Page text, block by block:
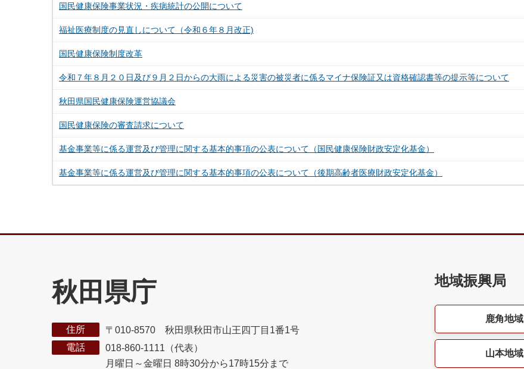
国民健康保険事業状況・疾病統計の公開について
福祉医療制度の見直しについて（令和６年８月改正)
国民健康保険制度改革
令和７年８月２０日及び９月２日からの大雨による災害の被災者に係るマイナ保険証又は資格確認書等の提示等について
秋田県国民健康保険運営協議会
国民健康保険の審査請求について
基金事業等に係る運営及び管理に関する基本的事項の公表について（国民健康保険財政安定化基金）
基金事業等に係る運営及び管理に関する基本的事項の公表について（後期高齢者医療財政安定化基金）
秋田県庁
住所
〒010-8570 秋田県秋田市山王四丁目1番1号
電話
018-860-1111（代表）
月曜日～金曜日 8時30分から17時15分まで
地域振興局
鹿角地域
山本地域